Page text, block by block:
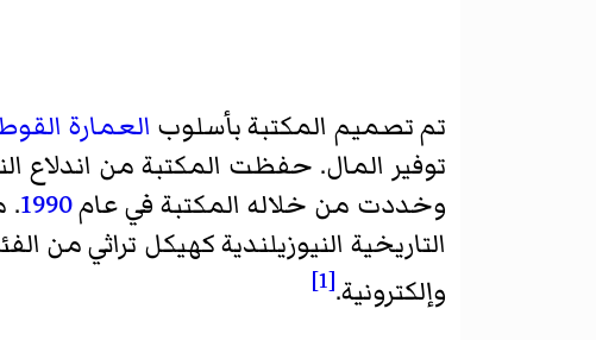
تم تصميم المكتبة بأسلوب العمارة
توفير المال. حفظت المكتبة من اندلاع
وخددت من خلاله المكتبة في عام1990
.
وإلكترونية.[1]